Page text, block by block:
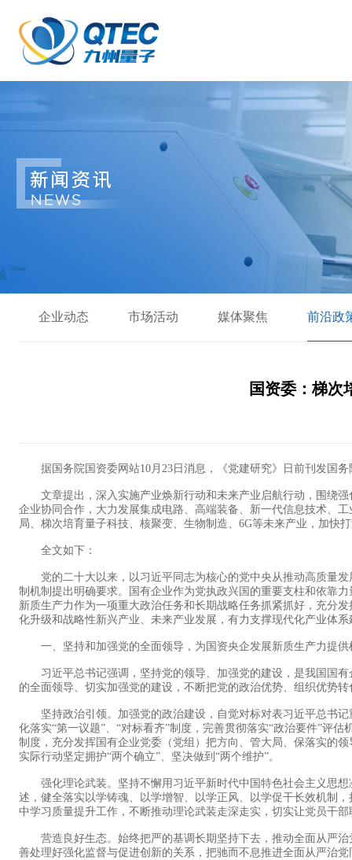
企业动态 市场活动 媒体聚焦 前沿政
国资委：梯次
据国务院国资委网站10月23日消息，《党建研究》日前刊发国务
文章提出，深入实施产业焕新行动和未来产业启航行动，围绕强
企业协同合作，大力发展集成电路、高端装备、新一代信息技术、
局、梯次培育量子科技、核聚变、生物制造、6G等未来产业，加快
全文如下：
党的二十大以来，以习近平同志为核心的党中央从推动高质量发
制机制提出明确要求。国有企业作为党执政兴国的重要支柱和依靠
新质生产力作为一项重大政治任务和长期战略任务抓紧抓好，充分
化升级和战略性新兴产业、未来产业发展，有力支撑现代化产业体系
一、坚持和加强党的全面领导，为国资央企发展新质生产力提供
习近平总书记强调，坚持党的领导、加强党的建设，是我国国有
的全面领导、切实加强党的建设，不断把党的政治优势、组织优势
坚持政治引领。加强党的政治建设，自觉对标对表习近平总书记
化落实“第一议题”、“对标看齐”制度，完善贯彻落实“政治要件”评
制度，充分发挥国有企业党委（党组）把方向、管大局、保落实的
实际行动坚定拥护“两个确立”、坚决做到“两个维护”。
强化理论武装。坚持不懈用习近平新时代中国特色社会主义思想
述，健全落实以学铸魂、以学增智、以学正风、以学促干长效机制
中学习质量提升工作，不断推动理论武装走深走实，切实让党员干
营造良好生态。始终把严的基调长期坚持下去，推动全面从严治
善处理好强化监督与促进创新的关系，把驰而不息推进全面从严治